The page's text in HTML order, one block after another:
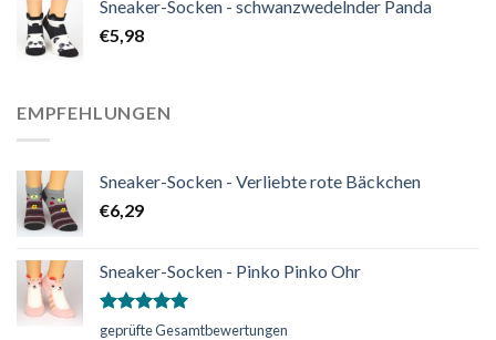
Sneaker-Socken - schwanzwedelnder Panda
€5,98
EMPFEHLUNGEN
Sneaker-Socken - Verliebte rote Bäckchen
€6,29
Sneaker-Socken - Pinko Pinko Ohr
Bewertet
geprüfte Gesamtbewertungen